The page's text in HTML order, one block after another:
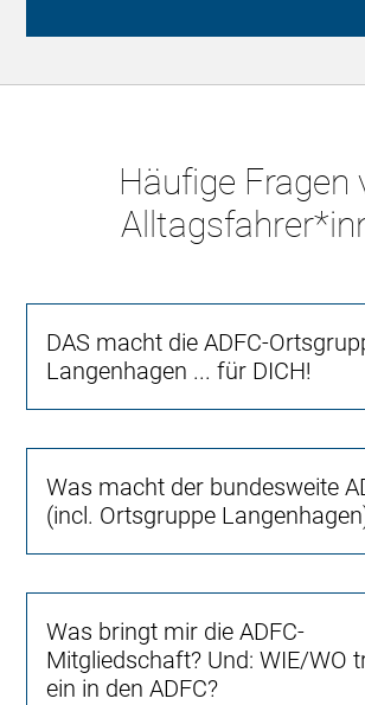
Häufige Fragen
DAS macht die ADFC-
Langenhagen ... für DICH!
Was macht der bundesweite
(incl. Ortsgruppe
Was bringt mir die ADFC-
Mitgliedschaft? Und: WIE/WO
ein in den ADFC?